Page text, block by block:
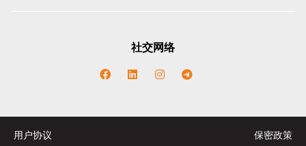
社交网络
用户协议 保密政策